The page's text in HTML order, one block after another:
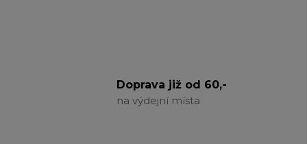
Doprava již od 60,-
na výdejní místa